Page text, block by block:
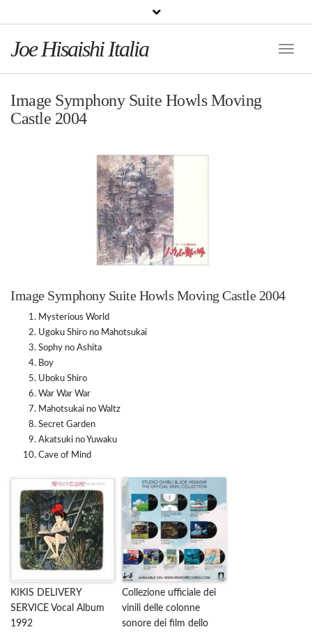
Joe Hisaishi Italia
Toggle
Image Symphony Suite Howls Moving
Castle 2004
Image Symphony Suite Howls Moving Castle 2004
Mysterious World
Ugoku Shiro no Mahotsukai
Sophy no Ashita
Boy
Uboku Shiro
War War War
Mahotsukai no Waltz
Secret Garden
Akatsuki no Yuwaku
Cave of Mind
KIKIS DELIVERY
SERVICE Vocal Album
1992
Collezione ufficiale dei
vinili delle colonne
sonore dei film dello